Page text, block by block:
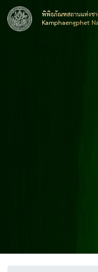
พิพิธภัณฑสถานแห่งช
Kamphaengphet